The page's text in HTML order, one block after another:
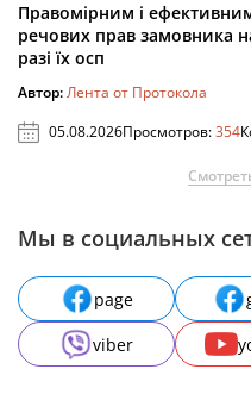
Правомірним і
речових прав замовника
разі їх осп
Автор:Лента от Протокола
05.08.2026Просмотров:354
Мы в социальных
page
viber